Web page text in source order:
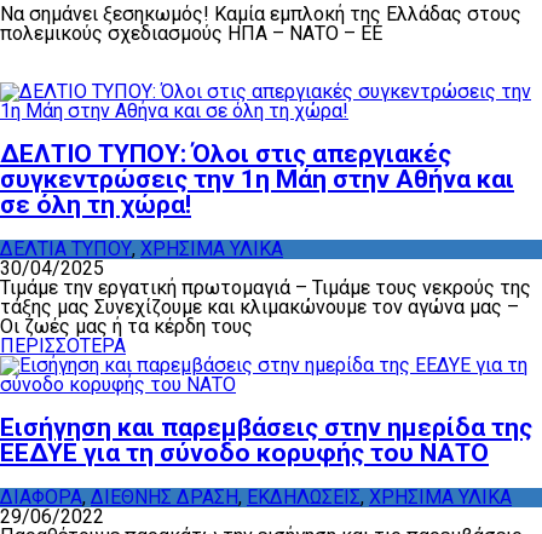
Να σημάνει ξεσηκωμός! Καμία εμπλοκή της Ελλάδας στους
πολεμικούς σχεδιασμούς ΗΠΑ – ΝΑΤΟ – ΕΕ
ΔΕΛΤΙΟ ΤΥΠΟΥ: Όλοι στις απεργιακές
συγκεντρώσεις την 1η Μάη στην Αθήνα και
σε όλη τη χώρα!
ΔΕΛΤΙΑ ΤΥΠΟΥ, ΧΡΗΣΙΜΑ ΥΛΙΚΑ
30/04/2025
Τιμάμε την εργατική πρωτομαγιά – Τιμάμε τους νεκρούς της
τάξης μας Συνεχίζουμε και κλιμακώνουμε τον αγώνα μας –
Οι ζωές μας ή τα κέρδη τους
ΠΕΡΙΣΣΟΤΕΡΑ
Εισήγηση και παρεμβάσεις στην ημερίδα της
ΕΕΔΥΕ για τη σύνοδο κορυφής του ΝΑΤΟ
ΔΙΑΦΟΡΑ, ΔΙΕΘΝΗΣ ΔΡΑΣΗ, ΕΚΔΗΛΩΣΕΙΣ, ΧΡΗΣΙΜΑ ΥΛΙΚΑ
29/06/2022